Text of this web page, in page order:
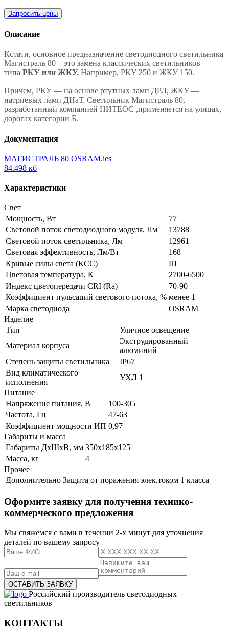
Запросить цены
Описание
Кстати, основное предназначение светодиодного светильника
Магистраль 80 – это замена классических светильников
типа РКУ или ЖКУ. Например, РКУ 250 и ЖКУ 150.
Причем, РКУ — на основе ртутных ламп ДРЛ, ЖКУ —
натриевых ламп ДНаТ. Светильник Магистраль 80,
разработанный компанией НИТЕОС ,применяется на улицах,
дорогах категории Б.
Документация
МАГИСТРАЛЬ 80 OSRAM.ies
84.498 кб
Характеристики
Свет
Мощность, Вт
77
Световой поток светодиодного модуля, Лм
13788
Световой поток светильника, Лм
12961
Световая эффективность, Лм/Вт
168
Кривые силы света (КСС)
Ш
Цветовая температура, К
2700-6500
Индекс цветопередачи CRI (Ra)
70-90
Коэффициент пульсаций светового потока, % менее 1
Марка светодиода
OSRAM
Изделие
Тип
Уличное освещение
Материал корпуса
Экструдированный
алюминий
Степень защиты светильника
IP67
Вид климатического
исполнения
УХЛ 1
Питание
Напряжение питания, В
100-305
Частота, Гц
47-63
Коэффициент мощности ИП 0,97
Габариты и масса
Габариты ДхШхВ, мм 350х185х125
Масса, кг
4
Прочее
Дополнительно Защита от поражения элек.током 1 класса
Оформите заявку для получения технико-
коммерческого предложения
Мы свяжемся с вами в течении 2-х минут для уточнения
деталей по вашему запросу
Российский производитель светодиодных
светильников
КОНТАКТЫ